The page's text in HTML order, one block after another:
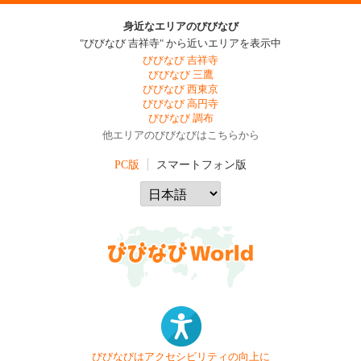
身近なエリアのびびなび
"びびなび 吉祥寺" から近いエリアを表示中
びびなび 吉祥寺
びびなび 三鷹
びびなび 西東京
びびなび 高円寺
びびなび 調布
他エリアのびびなびはこちらから
PC版 スマートフォン版
びびなびはアクセシビリティの向上に